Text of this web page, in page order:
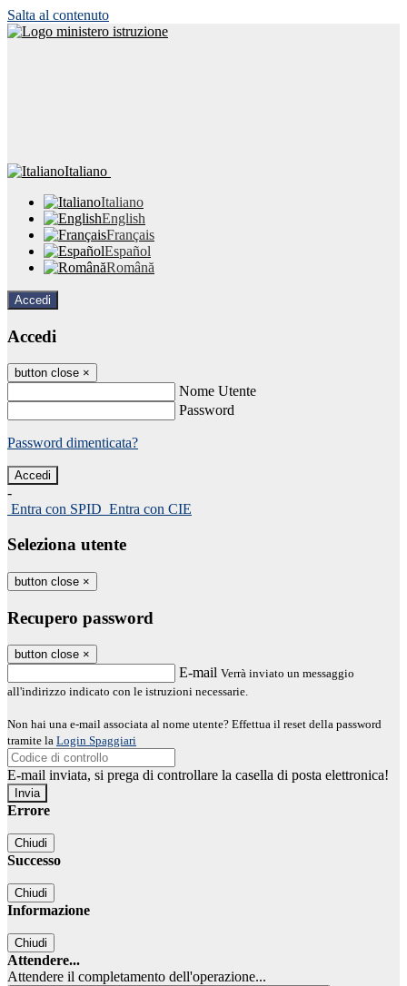
Salta al contenuto
Italiano
Italiano
English
Français
Español
Română
Accedi
Accedi
button close ×
Nome Utente
Password
Password dimenticata?
-
Entra con SPID Entra con CIE
Seleziona utente
button close ×
Recupero password
button close ×
E-mail Verrà inviato un messaggio
all'indirizzo indicato con le istruzioni necessarie.
Non hai una e-mail associata al nome utente? Effettua il reset della password
tramite la Login Spaggiari
E-mail inviata, si prega di controllare la casella di posta elettronica!
Errore
Chiudi
Successo
Chiudi
Informazione
Chiudi
Attendere...
Attendere il completamento dell'operazione...